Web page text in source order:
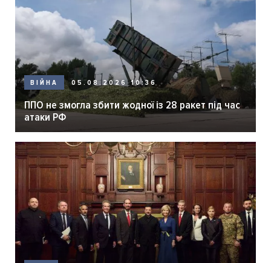
ВІЙНА 05.08.2026 10:36
ППО не змогла збити жодної із 28 ракет під час
атаки РФ